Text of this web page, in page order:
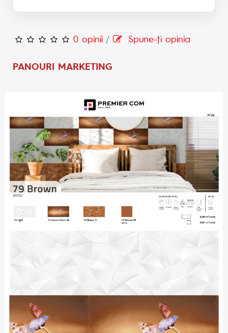
0 opinii / Spune-ţi opinia
PANOURI MARKETING